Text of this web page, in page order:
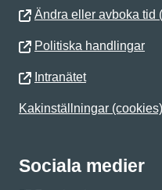
Ändra eller avboka tid
Politiska handlingar
Intranätet
Kakinställningar (cookies)
Sociala medier